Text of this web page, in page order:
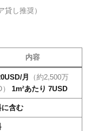
貸し推奨）
内容
月
（約2,500万
1m²あたり 7USD
含む